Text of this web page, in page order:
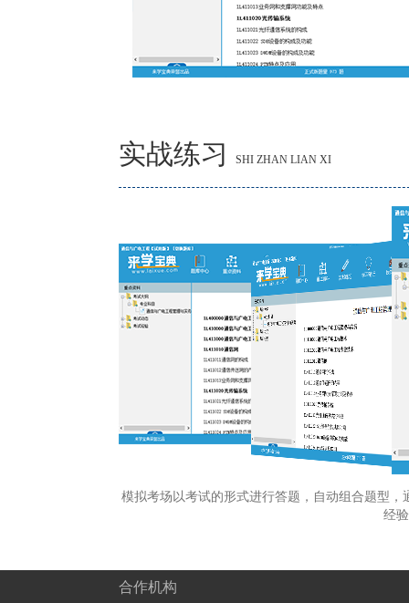
实战练习 SHI ZHAN LIAN XI
模拟考场以考试的形式进行答题，自动组合题型
经
合作机构